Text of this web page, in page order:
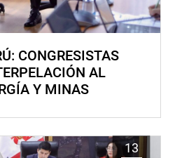
CONGRESISTAS
AL
Y MINAS
13